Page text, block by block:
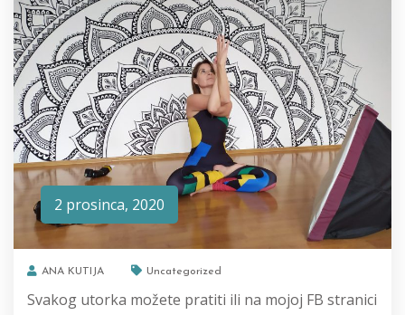
2 prosinca, 2020
ANA KUTIJA Uncategorized
Svakog utorka možete pratiti ili na mojoj FB stranici